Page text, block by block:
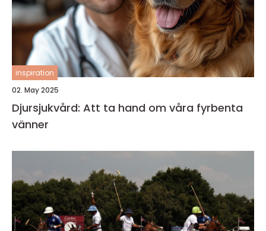
inspiration
02. May 2025
Djursjukvård: Att ta hand om våra fyrbenta
vänner